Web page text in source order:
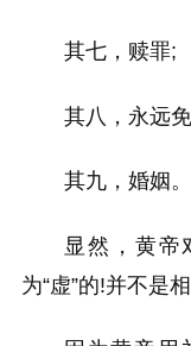
其七，赎罪;
其八，永远
其九，婚姻。
显然，黄帝
为“虚”的!并不是